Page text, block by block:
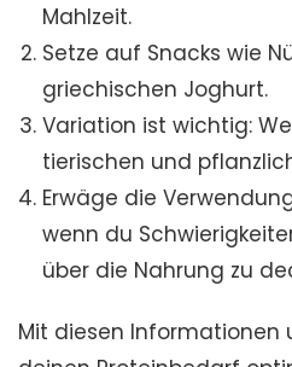
Mahlzeit.
Setze auf Snacks wie
griechischen Joghurt.
Variation ist wichtig:
tierischen und
Erwäge die
wenn du
über die Nahrung zu
Mit diesen Informationen